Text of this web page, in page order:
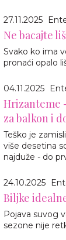
27.11.2025
Ne bacajte
Svako ko ima
pronaći opalo
04.11.2025
Hrizanteme
za balkon i
Teško je
više desetina
najduže - do
24.10.2025
Biljke
Pojava suvog
sezone nije